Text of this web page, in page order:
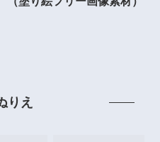
りえ